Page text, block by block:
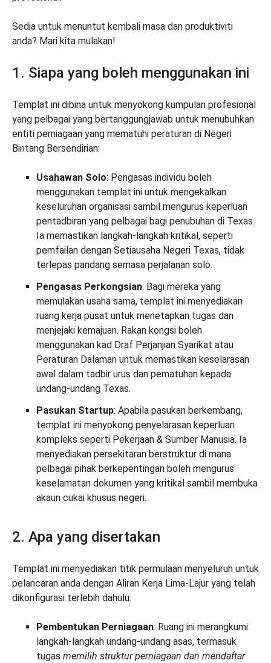
Sedia untuk menuntut kembali masa dan produktiviti
anda? Mari kita mulakan!
1. Siapa yang boleh menggunakan ini
Templat ini dibina untuk menyokong kumpulan profesional
yang pelbagai yang bertanggungjawab untuk menubuhkan
entiti perniagaan yang mematuhi peraturan di Negeri
Bintang Bersendirian:
Usahawan Solo: Pengasas individu boleh
menggunakan templat ini untuk mengekalkan
keseluruhan organisasi sambil mengurus keperluan
pentadbiran yang pelbagai bagi penubuhan di Texas.
Ia memastikan langkah-langkah kritikal, seperti
pemfailan dengan Setiausaha Negeri Texas, tidak
terlepas pandang semasa perjalanan solo.
Pengasas Perkongsian: Bagi mereka yang
memulakan usaha sama, templat ini menyediakan
ruang kerja pusat untuk menetapkan tugas dan
menjejaki kemajuan. Rakan kongsi boleh
menggunakan kad Draf Perjanjian Syarikat atau
Peraturan Dalaman untuk memastikan keselarasan
awal dalam tadbir urus dan pematuhan kepada
undang-undang Texas.
Pasukan Startup: Apabila pasukan berkembang,
templat ini menyokong penyelarasan keperluan
kompleks seperti Pekerjaan & Sumber Manusia. Ia
menyediakan persekitaran berstruktur di mana
pelbagai pihak berkepentingan boleh mengurus
keselamatan dokumen yang kritikal sambil membuka
akaun cukai khusus negeri.
2. Apa yang disertakan
Templat ini menyediakan titik permulaan menyeluruh untuk
pelancaran anda dengan Aliran Kerja Lima-Lajur yang telah
dikonfigurasi terlebih dahulu:
Pembentukan Perniagaan: Ruang ini merangkumi
langkah-langkah undang-undang asas, termasuk
tugas memilih struktur perniagaan dan mendaftar